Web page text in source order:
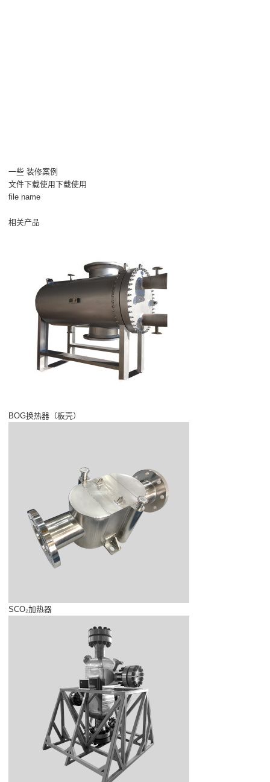
一些 装修案例
文件下载使用下载使用
file name
相关产品
BOG换热器（板壳）
SCO₂加热器